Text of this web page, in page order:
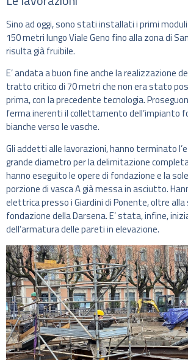
Sino ad oggi, sono stati installati i primi
150 metri lungo Viale Geno fino alla zona di
risulta già fruibile.
E’ andata a buon fine anche la realizzazione
tratto critico di 70 metri che non era stato
prima, con la precedente tecnologia.
ferma inerenti il collettamento dell’impianto
bianche verso le vasche.
Gli addetti alle lavorazioni, hanno terminato
grande diametro per la delimitazione
hanno eseguito le opere di fondazione e la
porzione di vasca A già messa in asciutto.
elettrica presso i Giardini di Ponente, oltre
fondazione della Darsena. E’ stata, infine,
dell’armatura delle pareti in elevazione.